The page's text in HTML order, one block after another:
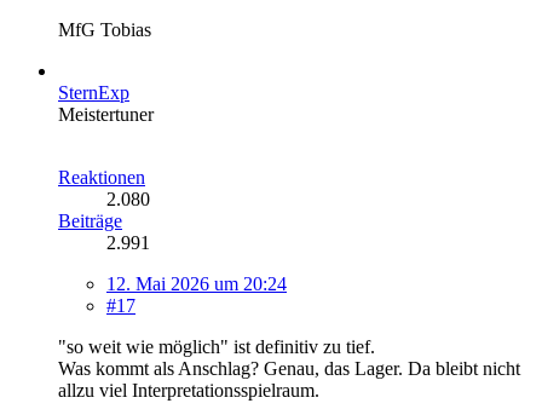
MfG Tobias
SternExp
Meistertuner
Reaktionen
2.080
Beiträge
2.991
12. Mai 2026 um 20:24
#17
"so weit wie möglich" ist definitiv zu tief.
Was kommt als Anschlag? Genau, das Lager. Da bleibt nicht
allzu viel Interpretationsspielraum.